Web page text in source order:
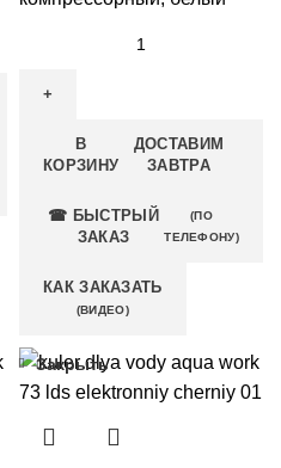
В
КОРЗИНУ
ДОСТАВИМ
ЗАВТРА
☎ БЫСТРЫЙ
ЗАКАЗ
(ПО
ТЕЛЕФОНУ)
КАК ЗАКАЗАТЬ
(ВИДЕО)
Закрыть